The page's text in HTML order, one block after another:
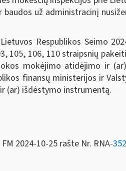
baudos už administracinį
Lietuvos Respublikos Seimo
105, 106, 110 straipsnių
mokėjimo atidėjimo ir
finansų ministerijos ir
(ar) išdėstymo instrumentą.
2024-10-25 rašte Nr. RNA-